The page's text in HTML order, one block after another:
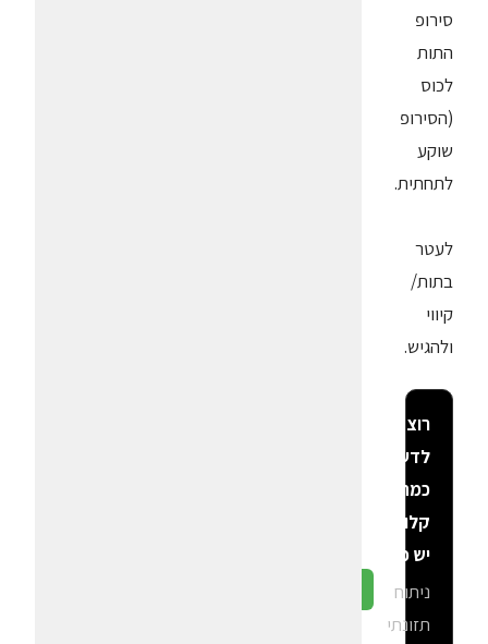
סירופ
התות
לכוס
(הסירופ
שוקע
לתחתית.
לעטר
בתות/
קיווי
ולהגיש.
רוצה
לדעת
כמה
קלוריות
יש פה?
ניתוח
תזונתי